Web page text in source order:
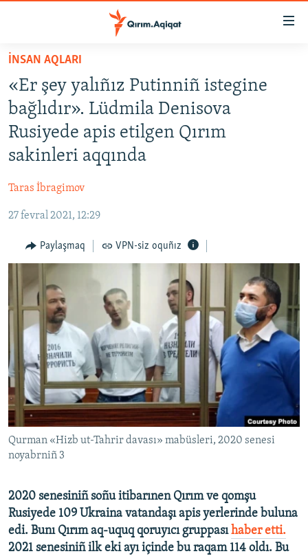
Esas
qaytmaq
Baş
navigatsiyağa
qaytmaq
Qıdıruvğa
SİYASET
İQTİSADİYAT
CEMİYET
İNSAN AQLARI
VİDEO
SÜRET
BLOGLAR
FİKİR
Русский
Українською
QOŞULIÑIZ!
RFE/RS bütün saytları
İNSAN AQLARI
«Er şey yalıñız Putinniñ istegine
bağlıdır». Lüdmila Denisova
Rusiyede apis etilgen Qırım
sakinleri aqqında
Taras İbragimov
27 fevral 2021, 12:29
Paylaşmaq VPN-siz oquñız
Qurman «Hizb ut-Tahrir davası» mabüsleri, 2020 senesi
noyabrniñ 3
2020 senesiniñ soñu itibarınen Qırım ve qomşu
Rusiyede 109 Ukraina vatandaşı apis yerlerinde buluna
edi. Bunı Qırım aq-uquq qoruyıcı gruppasıhaber etti.
2021 senesiniñ ilk eki ayı içinde bu raqam 114 oldı. Bu